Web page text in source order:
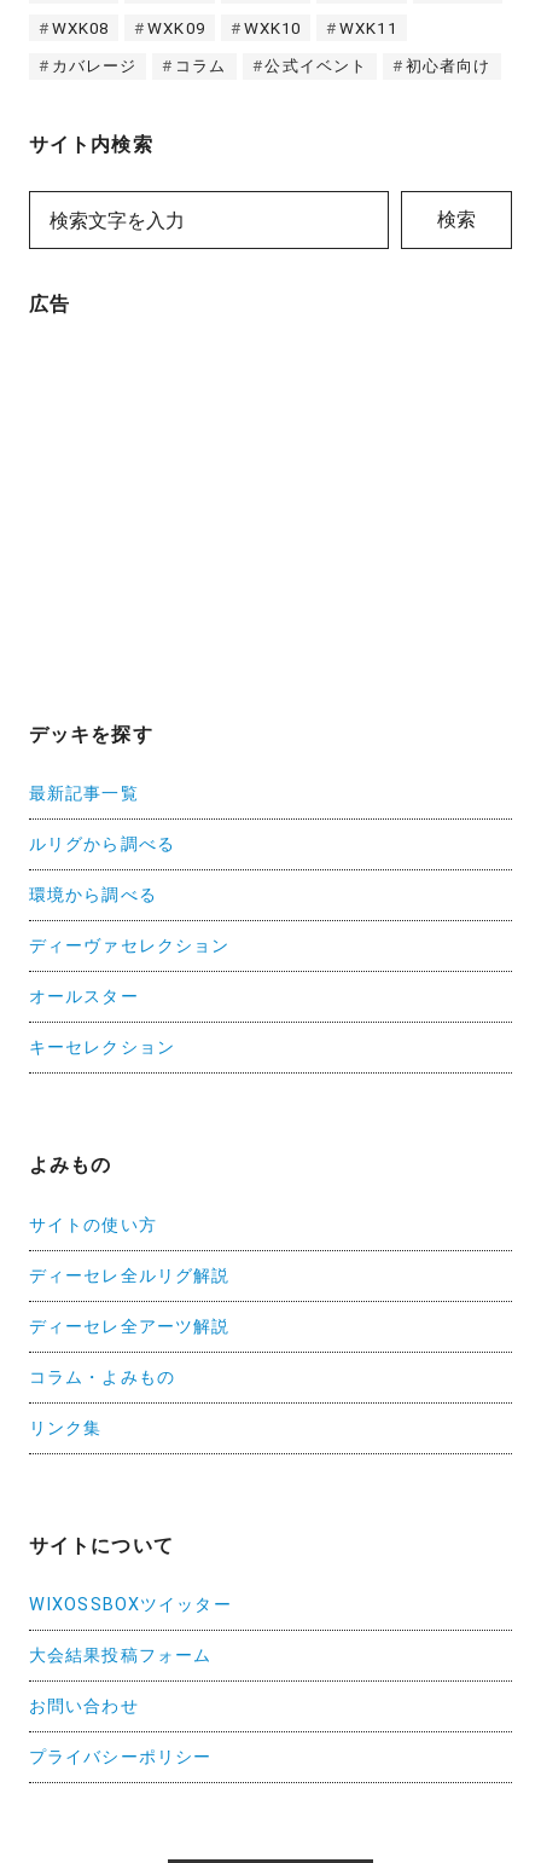
WXK08 WXK09 WXK10 WXK11
カバレージ コラム 公式イベント 初心者向け
サイト内検索
検索
広告
デッキを探す
最新記事一覧
ルリグから調べる
環境から調べる
ディーヴァセレクション
オールスター
キーセレクション
よみもの
サイトの使い方
ディーセレ全ルリグ解説
ディーセレ全アーツ解説
コラム・よみもの
リンク集
サイトについて
WIXOSSBOXツイッター
大会結果投稿フォーム
お問い合わせ
プライバシーポリシー